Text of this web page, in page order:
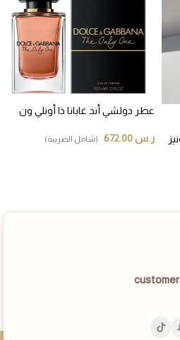
عطر دولشي أند غابانا ذا أونلي ون
ر.س (شامل الضريبة)